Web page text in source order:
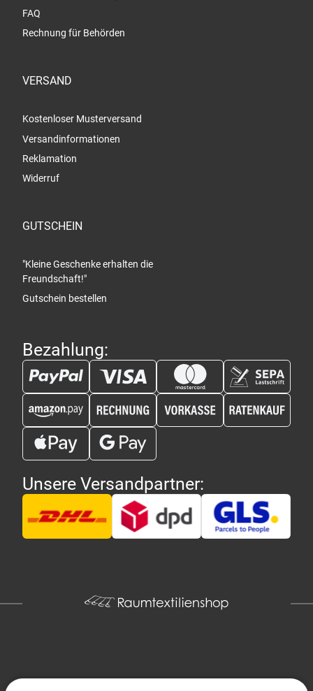
FAQ
Rechnung für Behörden
VERSAND
Kostenloser Musterversand
Versandinformationen
Reklamation
Widerruf
GUTSCHEIN
"Kleine Geschenke erhalten die
Freundschaft!"
Gutschein bestellen
Bezahlung:
Unsere Versandpartner:
Copyright 2026 - Raumtextilienshop.de | Design und Entwicklung MG-